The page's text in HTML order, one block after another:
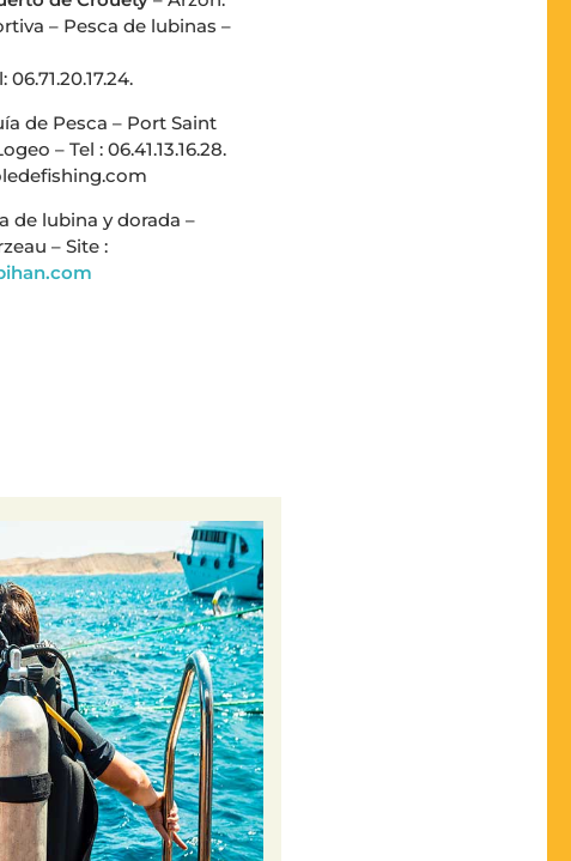
– Pesca de lubinas –
06.71.20.17.24.
de Pesca – Port Saint
– Tel : 06.41.13.16.28.
de lubina y dorada –
– Site :